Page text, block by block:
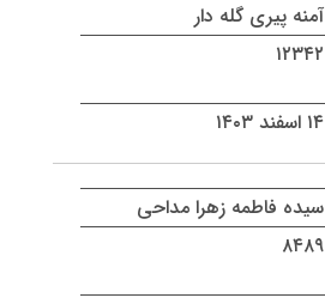
آمنه پیری گله دار
۱۲۳۴۲
۱۴ اسفند ۱۴۰۳
سیده فاطمه زهرا مداحی
۸۴۸۹